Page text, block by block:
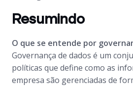
Resumindo
O que se entende por
Governança de dados é um
políticas que define como as
empresa são gerenciadas de